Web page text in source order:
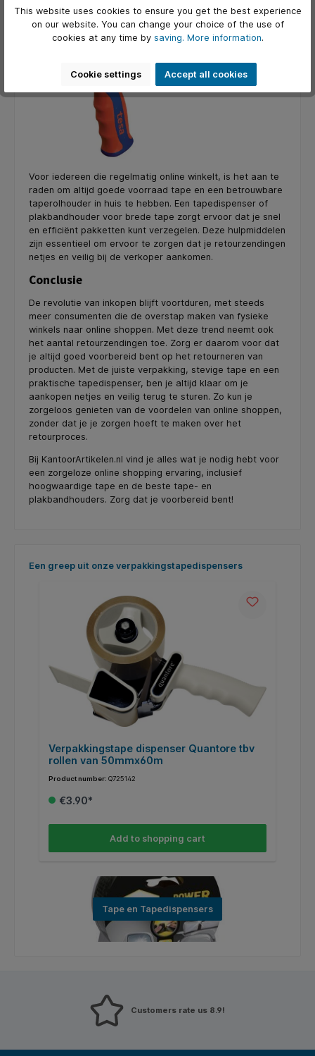
Voor iedereen die regelmatig online winkelt, is het aan te
raden om altijd goede voorraad tape en een betrouwbare
taperolhouder in huis te hebben. Een tapedispenser of
plakbandhouder voor brede tape zorgt ervoor dat je snel
en efficiënt pakketten kunt verzegelen. Deze hulpmiddelen
zijn essentieel om ervoor te zorgen dat je retourzendingen
netjes en veilig bij de verkoper aankomen.
Conclusie
De revolutie van inkopen blijft voortduren, met steeds
meer consumenten die de overstap maken van fysieke
winkels naar online shoppen. Met deze trend neemt ook
het aantal retourzendingen toe. Zorg er daarom voor dat
je altijd goed voorbereid bent op het retourneren van
producten. Met de juiste verpakking, stevige tape en een
praktische tapedispenser, ben je altijd klaar om je
aankopen netjes en veilig terug te sturen. Zo kun je
zorgeloos genieten van de voordelen van online shoppen,
zonder dat je je zorgen hoeft te maken over het
retourproces.
Bij KantoorArtikelen.nl vind je alles wat je nodig hebt voor
een zorgeloze online shopping ervaring, inclusief
hoogwaardige tape en de beste tape- en
plakbandhouders. Zorg dat je voorbereid bent!
Skip product gallery
Een greep uit onze verpakkingstapedispensers
Verpakkingstape dispenser Quantore tbv
rollen van 50mmx60m
Product number: Q725142
€3.90*
Add to shopping cart
Tape en Tapedispensers
Customers rate us 8.9!
This website uses cookies to ensure you get the best experience
on our website. You can change your choice of the use of
cookies at any time by saving. More information.
Cookie settings Accept all cookies